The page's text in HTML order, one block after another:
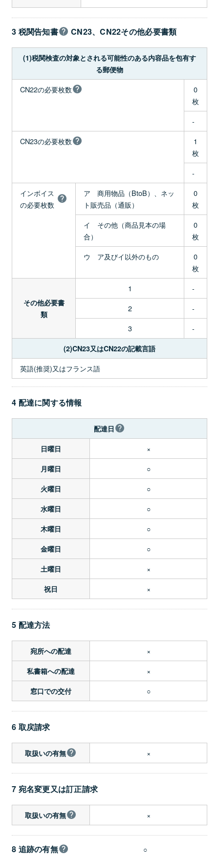
3 税関告知書 CN23、CN22その他必要書類
(1)税関検査の対象とされる可能性のある内容品を包有す
る郵便物
CN22の必要枚数
0
枚
-
CN23の必要枚数
1
枚
-
インボイス
の必要枚数
ア 商用物品（BtoB）、ネッ
ト販売品（通販）
0
枚
イ その他（商品見本の場
合）
0
枚
ウ ア及びイ以外のもの
0
枚
その他必要書
類
1
-
2
-
3
-
(2)CN23又はCN22の記載言語
英語(推奨)又はフランス語
4 配達に関する情報
配達日
日曜日 ×
月曜日 ○
火曜日 ○
水曜日 ○
木曜日 ○
金曜日 ○
土曜日 ×
祝日 ×
5 配達方法
宛所への配達 ×
私書箱への配達 ×
窓口での交付 ○
6 取戻請求
取扱いの有無 ×
7 宛名変更又は訂正請求
取扱いの有無 ×
8 追跡の有無 ○